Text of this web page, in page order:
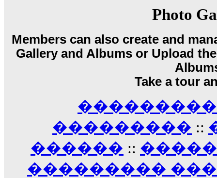
Echo, ���� �� ������� ��
������ �� �����.. "������" ���
15:33
��������� ����, ���������
����� ��������� ��
������! ��� ������ �� �����...
������� ���� ���� ������;
Photo
Members can also create and
Gallery and Albums or Upload
Take a tour
���������
��������� ::
������ ::
���������